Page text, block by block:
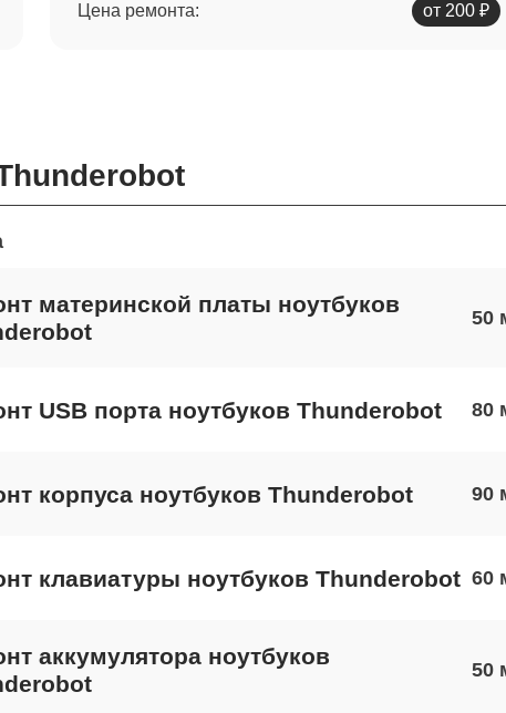
Цена ремонта:
от 200 ₽
материнской платы ноутбуков
50
USB порта ноутбуков Thunderobot 80
корпуса ноутбуков Thunderobot 90
клавиатуры ноутбуков Thunderobot 60
аккумулятора ноутбуков
50